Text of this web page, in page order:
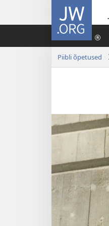
JW.ORG
Piibli õpetused